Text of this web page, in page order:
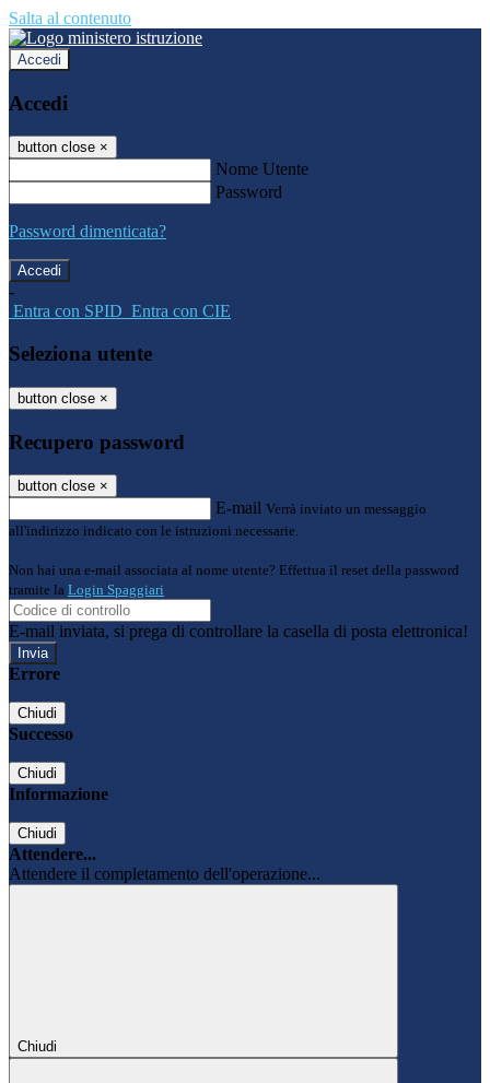
Salta al contenuto
Accedi
Accedi
button close ×
Nome Utente
Password
Password dimenticata?
-
Entra con SPID Entra con CIE
Seleziona utente
button close ×
Recupero password
button close ×
E-mail Verrà inviato un messaggio
all'indirizzo indicato con le istruzioni necessarie.
Non hai una e-mail associata al nome utente? Effettua il reset della password
tramite la Login Spaggiari
E-mail inviata, si prega di controllare la casella di posta elettronica!
Errore
Chiudi
Successo
Chiudi
Informazione
Chiudi
Attendere...
Attendere il completamento dell'operazione...
Chiudi